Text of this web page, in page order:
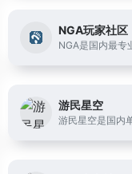
NGA玩家社区
游民星空